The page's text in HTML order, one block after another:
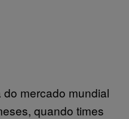
mercado mundial
quando times